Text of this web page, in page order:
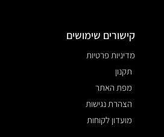
קישורים שימושים
מדיניות פרטיות
תקנון
מפת האתר
הצהרת נגישות
מועדון לקוחות